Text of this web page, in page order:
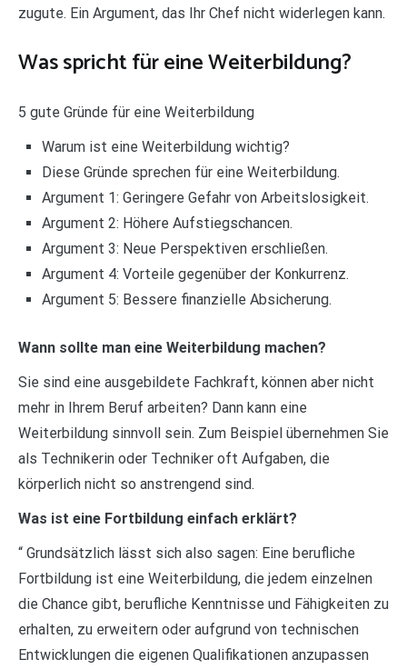
zugute. Ein Argument, das Ihr Chef nicht widerlegen kann.
Was spricht für eine Weiterbildung?
5 gute Gründe für eine Weiterbildung
Warum ist eine Weiterbildung wichtig?
Diese Gründe sprechen für eine Weiterbildung.
Argument 1: Geringere Gefahr von Arbeitslosigkeit.
Argument 2: Höhere Aufstiegschancen.
Argument 3: Neue Perspektiven erschließen.
Argument 4: Vorteile gegenüber der Konkurrenz.
Argument 5: Bessere finanzielle Absicherung.
Wann sollte man eine Weiterbildung machen?
Sie sind eine ausgebildete Fachkraft, können aber nicht
mehr in Ihrem Beruf arbeiten? Dann kann eine
Weiterbildung sinnvoll sein. Zum Beispiel übernehmen Sie
als Technikerin oder Techniker oft Aufgaben, die
körperlich nicht so anstrengend sind.
Was ist eine Fortbildung einfach erklärt?
“ Grundsätzlich lässt sich also sagen: Eine berufliche
Fortbildung ist eine Weiterbildung, die jedem einzelnen
die Chance gibt, berufliche Kenntnisse und Fähigkeiten zu
erhalten, zu erweitern oder aufgrund von technischen
Entwicklungen die eigenen Qualifikationen anzupassen